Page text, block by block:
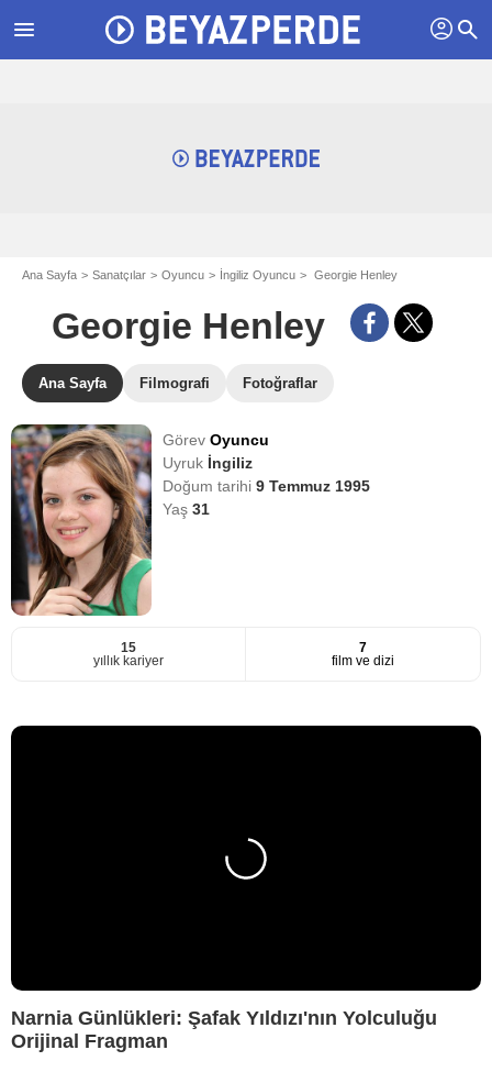
menu profil search
Ana Sayfa Sanatçılar Oyuncu İngiliz Oyuncu Georgie Henley
Georgie Henley
Ana Sayfa Filmografi Fotoğraflar
GörevOyuncu
Uyruk İngiliz
Doğum tarihi9 Temmuz 1995
Yaş31
15
yıllık kariyer
7
film ve dizi
Narnia Günlükleri: Şafak Yıldızı'nın Yolculuğu
Orijinal Fragman